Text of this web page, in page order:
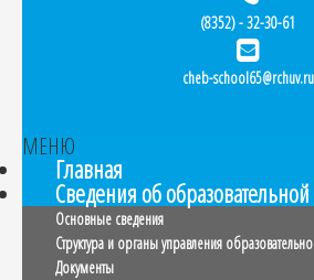
(8352) - 32-30-61
cheb-school65@rchuv.ru
МЕНЮ
Главная
Сведения об
Основные сведения
Структура и органы управления
Документы